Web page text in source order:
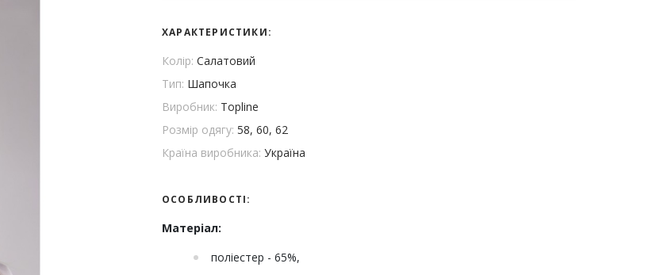
ХАРАКТЕРИСТИКИ:
Колір: Салатовий
Тип: Шапочка
Виробник: Topline
Розмір одягу: 58, 60, 62
Країна виробника: Україна
ОСОБЛИВОСТІ:
Матеріал:
поліестер - 65%,